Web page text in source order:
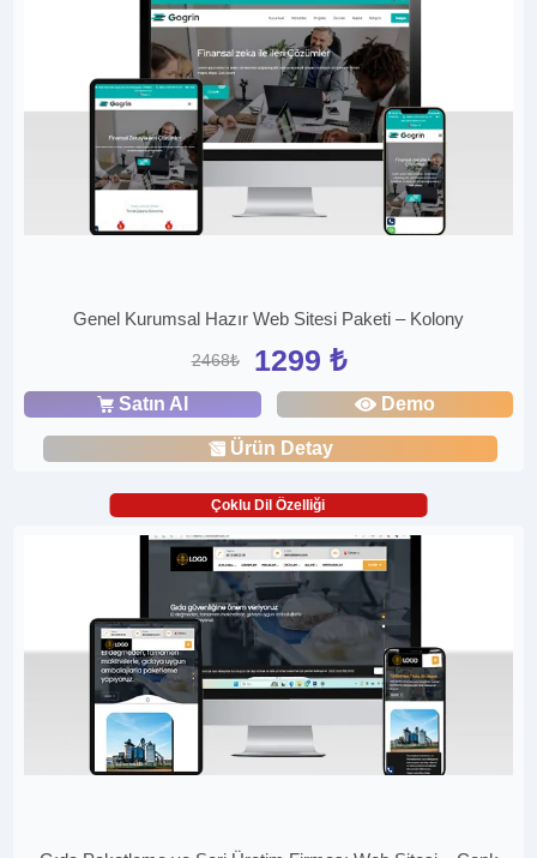
Genel Kurumsal Hazır Web Sitesi Paketi – Kolony
2468₺ 1299 ₺
Satın Al Demo
Ürün Detay
Çoklu Dil Özelliği